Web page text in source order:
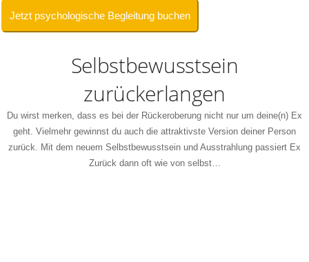
Jetzt psychologische Begleitung buchen
Selbstbewusstsein
zurückerlangen
Du wirst merken, dass es bei der Rückeroberung nicht nur um deine(n) Ex
geht. Vielmehr gewinnst du auch die attraktivste Version deiner Person
zurück. Mit dem neuem Selbstbewusstsein und Ausstrahlung passiert Ex
Zurück dann oft wie von selbst…